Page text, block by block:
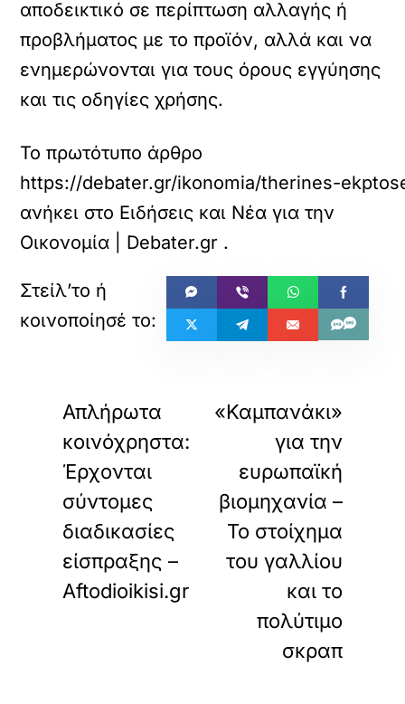
αποδεικτικό σε περίπτωση αλλαγής ή
προβλήματος με το προϊόν, αλλά και να
ενημερώνονται για τους όρους εγγύησης
και τις οδηγίες χρήσης.
Το πρωτότυπο άρθρο
https://debater.gr/ikonomia/therines-
ανήκει στο Ειδήσεις και Νέα για την
Οικονομία | Debater.gr .
Απλήρωτα
κοινόχρηστα:
Έρχονται
σύντομες
διαδικασίες
είσπραξης –
Aftodioikisi.gr
«Καμπανάκι»
για την
ευρωπαϊκή
βιομηχανία –
Το στοίχημα
του γαλλίου
και το
πολύτιμο
σκραπ